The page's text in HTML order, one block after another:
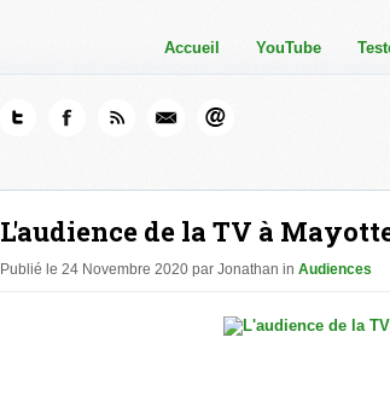
Accueil YouTube
L'audience de la TV à
Publié le 24 Novembre 2020 par Jonathan in Audiences